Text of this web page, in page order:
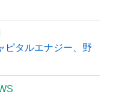
ピタルエナジー、野